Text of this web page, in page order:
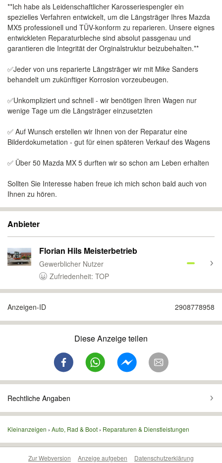
**Ich habe als Leidenschaftlicher Karosseriespengler ein
spezielles Verfahren entwickelt, um die Längsträger Ihres Mazda
MX5 professionell und TÜV-konform zu reparieren. Unsere eignes
entwickleten Reparaturbleche sind absolut passgenau und
garantieren die Integrität der Orginalstruktur beizubehalten.**
✅Jeder von uns reparierte Längsträger wir mit Mike Sanders
behandelt um zukünftiger Korrosion vorzeubeugen.
✅Unkompliziert und schnell - wir benötigen Ihren Wagen nur
wenige Tage um die Längsträger einzusetzten
✅ Auf Wunsch erstellen wir Ihnen von der Reparatur eine
Bilderdokumetation - gut für einen späteren Verkauf des Wagens
✅ Über 50 Mazda MX 5 durften wir so schon am Leben erhalten
Sollten Sie Interesse haben freue ich mich schon bald auch von
Ihnen zu hören.
Anbieter
Florian Hils Meisterbetrieb
Gewerblicher Nutzer
Zufriedenheit: TOP
Anzeigen-ID 2908778958
Diese Anzeige teilen
Rechtliche Angaben
Kleinanzeigen Auto, Rad & Boot Reparaturen & Dienstleistungen
Zur Webversion Anzeige aufgeben Datenschutzerklärung